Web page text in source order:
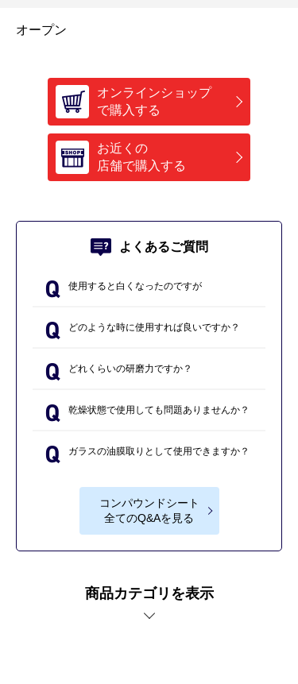
オープン
オンラインショップ
で購入する
お近くの
店舗で購入する
よくあるご質問
使用すると白くなったのですが
どのような時に使用すれば良いですか？
どれくらいの研磨力ですか？
乾燥状態で使用しても問題ありませんか？
ガラスの油膜取りとして使用できますか？
コンパウンドシート
全てのQ&Aを見る
商品カテゴリを表示